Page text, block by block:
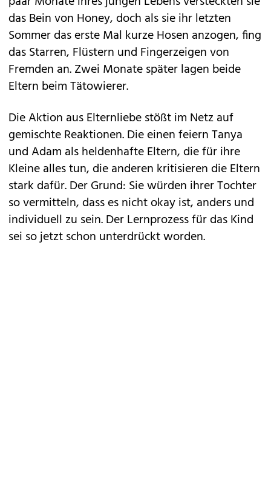
das Bein von Honey, doch als sie ihr letzten
Sommer das erste Mal kurze Hosen anzogen, fing
das Starren, Flüstern und Fingerzeigen von
Fremden an. Zwei Monate später lagen beide
Eltern beim Tätowierer.
Die Aktion aus Elternliebe stößt im Netz auf
gemischte Reaktionen. Die einen feiern Tanya
und Adam als heldenhafte Eltern, die für ihre
Kleine alles tun, die anderen kritisieren die Eltern
stark dafür. Der Grund: Sie würden ihrer Tochter
so vermitteln, dass es nicht okay ist, anders und
individuell zu sein. Der Lernprozess für das Kind
sei so jetzt schon unterdrückt worden.